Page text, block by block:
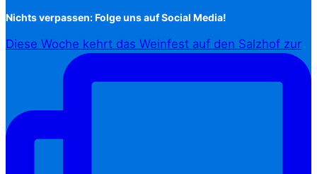
Nichts verpassen: Folge uns auf Social Media!
Diese Woche kehrt das Weinfest auf den Salzhof zur